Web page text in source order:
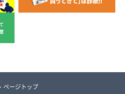
ページトップ